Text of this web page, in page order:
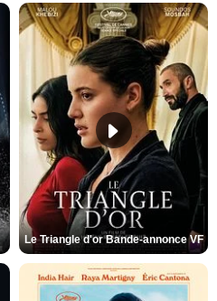
Le Triangle d'or Bande-annonce VF